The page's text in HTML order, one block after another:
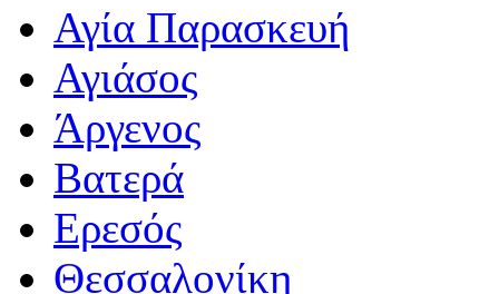
Αγία Παρασκευή
Αγιάσος
Άργενος
Βατερά
Ερεσός
Θεσσαλονίκη